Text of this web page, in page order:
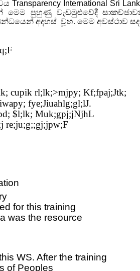
Transparency International Sri
මෙම පුහුණු වැඩමුළුවේදී
අදහස් වූහ. මෙම අවස්ථාව
cupik rl;lk;>mjpy; Kf;fpaj;Jtk;
fye;Jiuahlg;gl;lJ.
$l;lk; Muk;gpj;jNjhL
re;ju;g;;gj;jpw;F
for this training
was the resource
WS. After the training
of Peoples